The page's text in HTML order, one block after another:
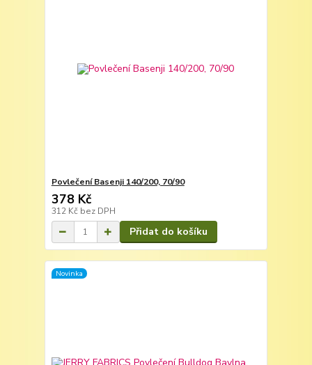
Povlečení Basenji 140/200, 70/90
378 Kč
312 Kč bez DPH
Přidat do košíku
Novinka